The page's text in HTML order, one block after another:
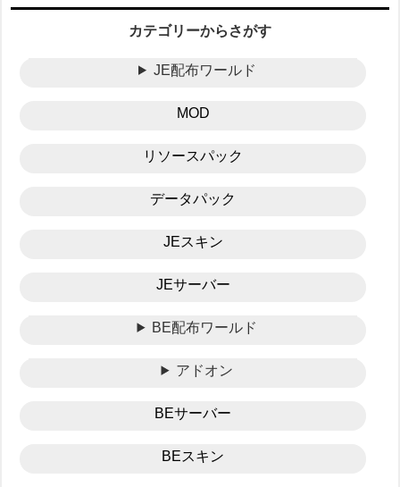
カテゴリーからさがす
JE配布ワールド
MOD
リソースパック
データパック
JEスキン
JEサーバー
BE配布ワールド
アドオン
BEサーバー
BEスキン